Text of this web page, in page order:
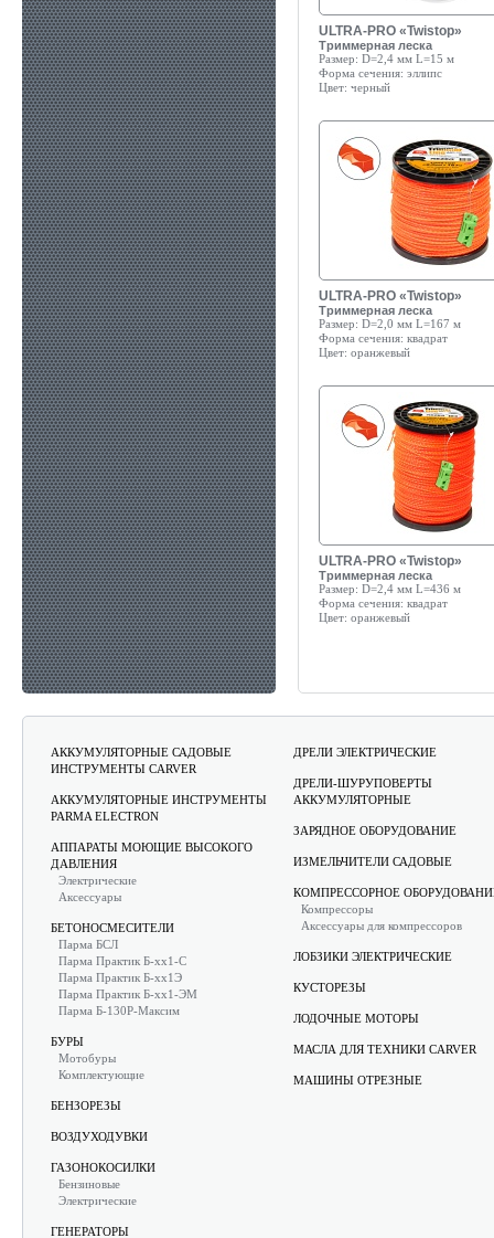
ULTRA-PRO «Twistop»
Триммерная леска
Размер: D=2,4 мм L=15 м
Форма сечения: эллипс
Цвет: черный
ULTRA-PRO «Twistop»
Триммерная леска
Размер: D=2,0 мм L=167 м
Форма сечения: квадрат
Цвет: оранжевый
ULTRA-PRO «Twistop»
Триммерная леска
Размер: D=2,4 мм L=436 м
Форма сечения: квадрат
Цвет: оранжевый
АККУМУЛЯТОРНЫЕ САДОВЫЕ
ИНСТРУМЕНТЫ CARVER
АККУМУЛЯТОРНЫЕ ИНСТРУМЕНТЫ
PARMA ELECTRON
АППАРАТЫ МОЮЩИЕ ВЫСОКОГО
ДАВЛЕНИЯ
Электрические
Аксессуары
БЕТОНОСМЕСИТЕЛИ
Парма БСЛ
Парма Практик Б-хх1-С
Парма Практик Б-хх1Э
Парма Практик Б-хх1-ЭМ
Парма Б-130Р-Максим
БУРЫ
Мотобуры
Комплектующие
БЕНЗОРЕЗЫ
ВОЗДУХОДУВКИ
ГАЗОНОКОСИЛКИ
Бензиновые
Электрические
ГЕНЕРАТОРЫ
ДРЕЛИ ЭЛЕКТРИЧЕСКИЕ
ДРЕЛИ-ШУРУПОВЕРТЫ
АККУМУЛЯТОРНЫЕ
ЗАРЯДНОЕ ОБОРУДОВАНИЕ
ИЗМЕЛЬЧИТЕЛИ САДОВЫЕ
КОМПРЕССОРНОЕ
Компрессоры
Аксессуары для компрессоров
ЛОБЗИКИ ЭЛЕКТРИЧЕСКИЕ
КУСТОРЕЗЫ
ЛОДОЧНЫЕ МОТОРЫ
МАСЛА ДЛЯ ТЕХНИКИ CARVER
МАШИНЫ ОТРЕЗНЫЕ